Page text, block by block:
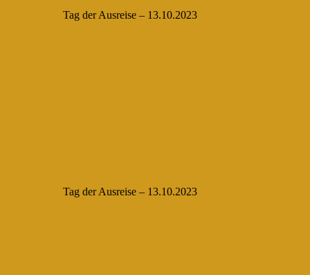
Tag der Ausreise – 13.10.2023
Tag der Ausreise – 13.10.2023